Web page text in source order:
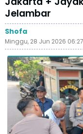
Jelambar
Shofa
Minggu, 28 Jun 2026